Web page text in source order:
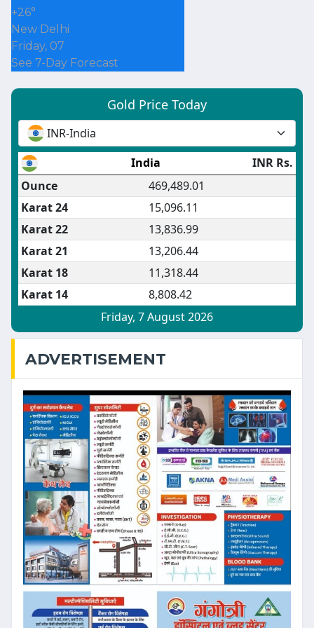
+26°
New Delhi
Friday, 07
See 7-Day Forecast
ADVERTISEMENT